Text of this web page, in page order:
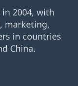
2004, with
marketing,
in countries
China.